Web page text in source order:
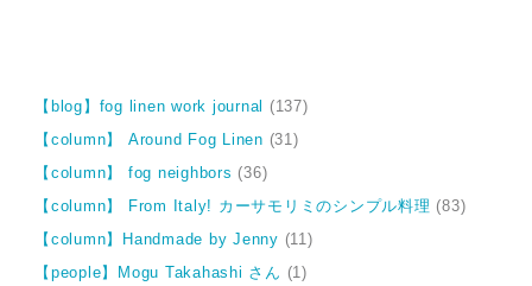
【blog】fog linen work journal
(137)
【column】 Around Fog Linen (31)
【column】 fog neighbors (36)
【column】 From Italy! カーサモリミのシンプル料理 (83)
【column】Handmade by Jenny (11)
【people】Mogu Takahashi さん (1)